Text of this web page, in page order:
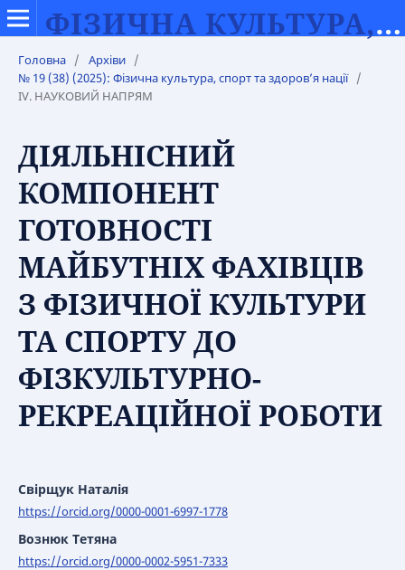
ФІЗИЧНА КУЛЬТУРА, СПОРТ ТА ЗДОРОВ’Я НАЦІЇ
Головна / Архіви /
№ 19 (38) (2025): Фізична культура, спорт та здоров’я нації /
IV. НАУКОВИЙ НАПРЯМ
ДІЯЛЬНІСНИЙ
КОМПОНЕНТ
ГОТОВНОСТІ
МАЙБУТНІХ ФАХІВЦІВ
З ФІЗИЧНОЇ КУЛЬТУРИ
ТА СПОРТУ ДО
ФІЗКУЛЬТУРНО-
РЕКРЕАЦІЙНОЇ РОБОТИ
Свірщук Наталія
https://orcid.org/0000-0001-6997-1778
Вознюк Тетяна
https://orcid.org/0000-0002-5951-7333